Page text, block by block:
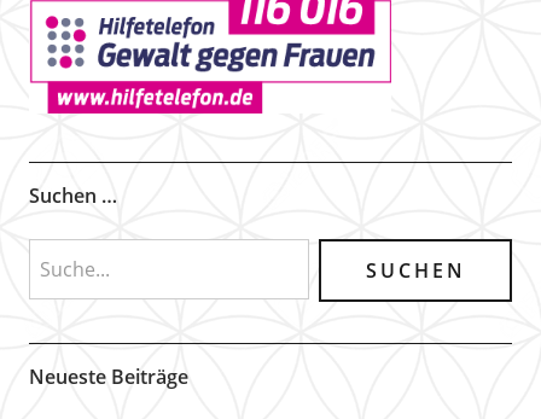
Suchen …
Neueste Beiträge